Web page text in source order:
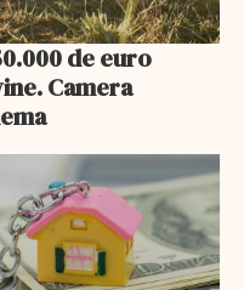
de euro
Camera